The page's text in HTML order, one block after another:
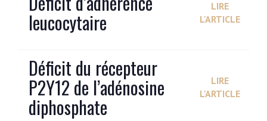
leucocytaire
LIRE
L'ARTICLE
Déficit du récepteur
P2Y12 de l’adénosine
diphosphate
LIRE
L'ARTICLE